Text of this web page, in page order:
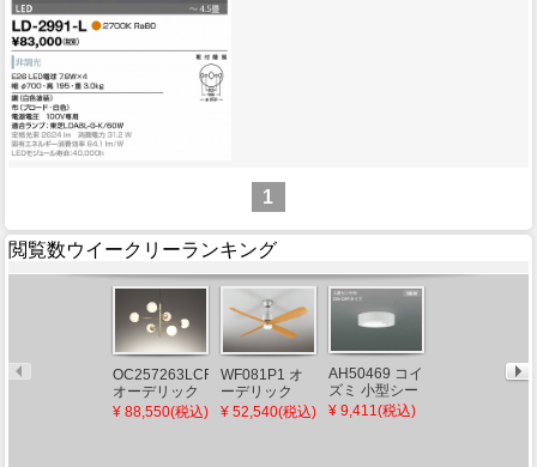
1
閲覧数ウイークリーランキング
OC257263LCR
オーデリック
シャンデリア
ゴールド LED
¥ 88,550(税込)
WF081P1 オ
ーデリック
DCモーターシ
ーリングファ
¥ 52,540(税込)
AH50469 コイ
ズミ 小型シー
リングライト
¥ 9,411(税込)
AH46473L コ